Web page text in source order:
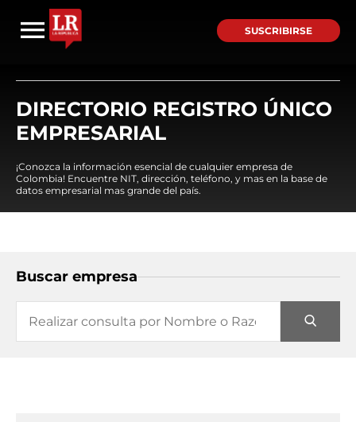
SUSCRIBIRSE
DIRECTORIO REGISTRO ÚNICO
EMPRESARIAL
¡Conozca la información esencial de cualquier empresa de
Colombia! Encuentre NIT, dirección, teléfono, y mas en la base de
datos empresarial mas grande del país.
Buscar empresa